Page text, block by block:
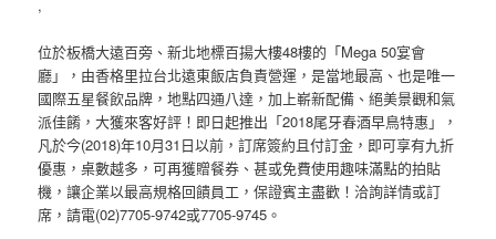
,
位於板橋大遠百旁、新北地標百揚大樓48樓的「Mega 50宴會
廳」，由香格里拉台北遠東飯店負責營運，是當地最高、也是唯一
國際五星餐飲品牌，地點四通八達，加上嶄新配備、絕美景觀和氣
派佳餚，大獲來客好評！即日起推出「2018尾牙春酒早鳥特惠」，
凡於今(2018)年10月31日以前，訂席簽約且付訂金，即可享有九折
優惠，桌數越多，可再獲贈餐券、甚或免費使用趣味滿點的拍貼
機，讓企業以最高規格回饋員工，保證賓主盡歡！洽詢詳情或訂
席，請電(02)7705-9742或7705-9745。